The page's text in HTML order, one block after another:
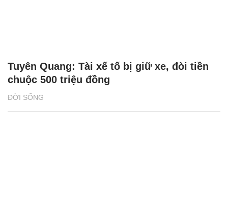
ĐỜI SỐNG
Tuyên Quang: Tài xế tố bị giữ xe, đòi tiền
chuộc 500 triệu đồng